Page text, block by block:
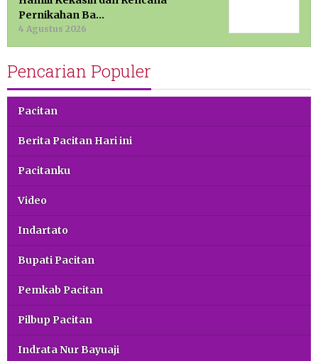
Pernikahan Ba…
4 Agustus 2026
Pencarian Populer
Pacitan
Berita Pacitan Hari ini
Pacitanku
Video
Indartato
Bupati Pacitan
Pemkab Pacitan
Pilbup Pacitan
Indrata Nur Bayuaji